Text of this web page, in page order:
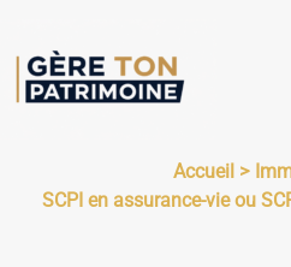
contenu
Accueil
SCPI en assurance-vie ou